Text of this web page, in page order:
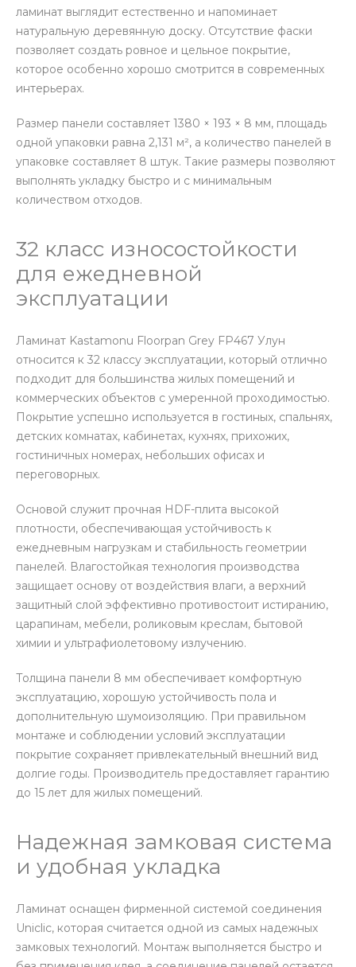
ламинат выглядит естественно и напоминает
натуральную деревянную доску. Отсутствие фаски
позволяет создать ровное и цельное покрытие,
которое особенно хорошо смотрится в современных
интерьерах.
Размер панели составляет 1380 × 193 × 8 мм, площадь
одной упаковки равна 2,131 м², а количество панелей в
упаковке составляет 8 штук. Такие размеры позволяют
выполнять укладку быстро и с минимальным
количеством отходов.
32 класс износостойкости
для ежедневной
эксплуатации
Ламинат Kastamonu Floorpan Grey FP467 Улун
относится к 32 классу эксплуатации, который отлично
подходит для большинства жилых помещений и
коммерческих объектов с умеренной проходимостью.
Покрытие успешно используется в гостиных, спальнях,
детских комнатах, кабинетах, кухнях, прихожих,
гостиничных номерах, небольших офисах и
переговорных.
Основой служит прочная HDF-плита высокой
плотности, обеспечивающая устойчивость к
ежедневным нагрузкам и стабильность геометрии
панелей. Влагостойкая технология производства
защищает основу от воздействия влаги, а верхний
защитный слой эффективно противостоит истиранию,
царапинам, мебели, роликовым креслам, бытовой
химии и ультрафиолетовому излучению.
Толщина панели 8 мм обеспечивает комфортную
эксплуатацию, хорошую устойчивость пола и
дополнительную шумоизоляцию. При правильном
монтаже и соблюдении условий эксплуатации
покрытие сохраняет привлекательный внешний вид
долгие годы. Производитель предоставляет гарантию
до 15 лет для жилых помещений.
Надежная замковая система
и удобная укладка
Ламинат оснащен фирменной системой соединения
Uniclic, которая считается одной из самых надежных
замковых технологий. Монтаж выполняется быстро и